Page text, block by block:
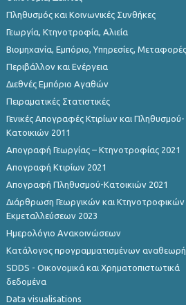
Πληθυσμός και Κοινωνικές Συνθήκες
Γεωργία, Κτηνοτροφία, Αλιεία
Βιομηχανία, Εμπόριο, Υπηρεσίες, Μεταφορές
Περιβάλλον και Ενέργεια
Διεθνές Εμπόριο Αγαθών
Πειραματικές Στατιστικές
Γενικές Απογραφές Κτιρίων και Πληθυσμού-
Κατοικιών 2011
Απογραφή Γεωργίας – Κτηνοτροφίας 2021
Απογραφή Κτιρίων 2021
Απογραφή Πληθυσμού-Κατοικιών 2021
Διάρθρωση Γεωργικών και Κτηνοτροφικών
Εκμεταλλεύσεων 2023
Ημερολόγιο Ανακοινώσεων
Κατάλογος προγραμματισμένων
SDDS - Οικονομικά και Χρηματοπιστωτικά
δεδομένα
Data visualisations